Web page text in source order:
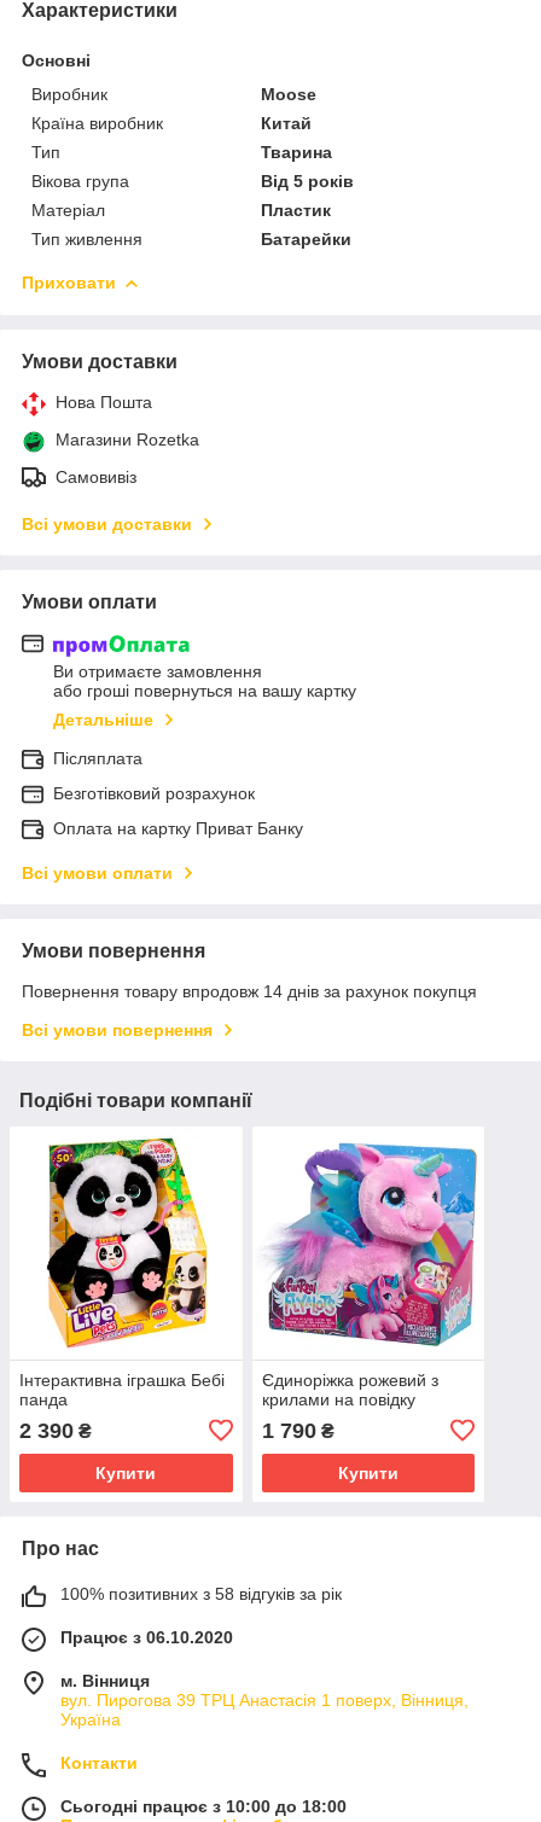
Характеристики
Основні
Виробник
Moose
Країна виробник
Китай
Тип
Тварина
Вікова група
Від 5 років
Матеріал
Пластик
Тип живлення
Батарейки
Приховати
Умови доставки
Нова Пошта
Магазини Rozetka
Самовивіз
Всі умови доставки
Умови оплати
Ви отримаєте замовлення
або гроші повернуться на вашу картку
Детальніше
Післяплата
Безготівковий розрахунок
Оплата на картку Приват Банку
Всі умови оплати
Умови повернення
Повернення товару впродовж 14 днів за рахунок покупця
Всі умови повернення
Подібні товари компанії
Інтерактивна іграшка Бебі
панда
2 390 ₴
Купити
Єдиноріжка рожевий з
крилами на повідку
1 790₴
Купити
Про нас
100% позитивних з 58 відгуків за рік
Працює з 06.10.2020
м. Вінниця
вул. Пирогова 39 ТРЦ Анастасія 1 поверх, Вінниця,
Україна
Контакти
Сьогодні працює з 10:00 до 18:00